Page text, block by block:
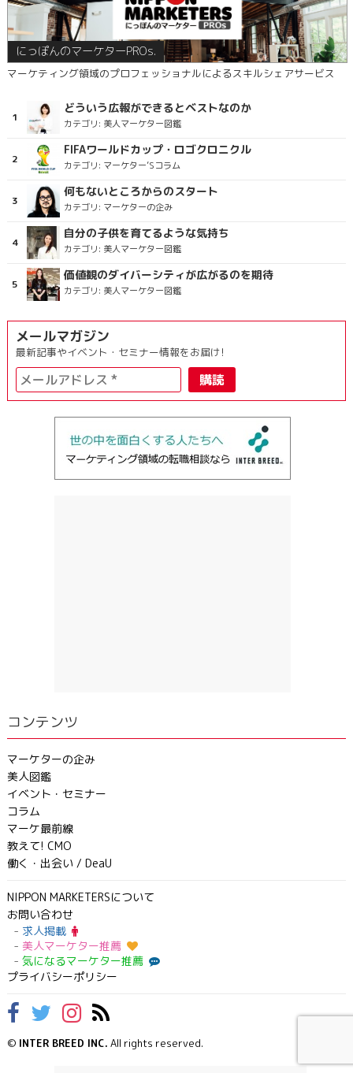
にっぽんのマーケターPROs.
マーケティング領域のプロフェッショナルによるスキルシェアサービス
どういう広報ができるとベストなのか
カテゴリ: 美人マーケター図鑑
FIFAワールドカップ・ロゴクロニクル
カテゴリ: マーケター’Sコラム
何もないところからのスタート
カテゴリ: マーケターの企み
自分の子供を育てるような気持ち
カテゴリ: 美人マーケター図鑑
価値観のダイバーシティが広がるのを期待
カテゴリ: 美人マーケター図鑑
メールマガジン
最新記事やイベント・セミナー情報をお届け!
コンテンツ
マーケターの企み
美人図鑑
イベント・セミナー
コラム
マーケ最前線
教えて! CMO
働く・出会い / DeaU
NIPPON MARKETERSについて
お問い合わせ
求人掲載
美人マーケター推薦
気になるマーケター推薦
プライバシーポリシー
© INTER BREED INC. All rights reserved.